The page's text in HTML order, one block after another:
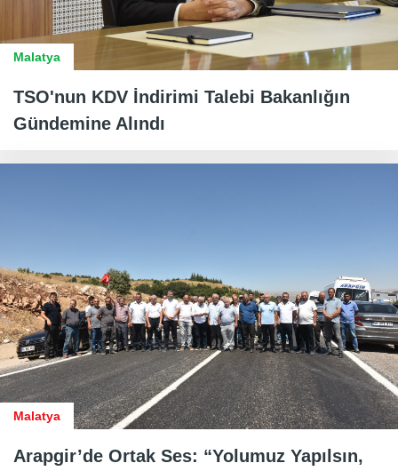
Malatya
TSO'nun KDV İndirimi Talebi Bakanlığın
Gündemine Alındı
Malatya
Arapgir’de Ortak Ses: “Yolumuz Yapılsın,